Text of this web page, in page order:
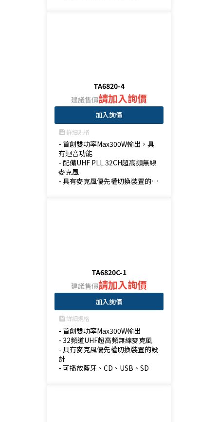
TA6820-4
建議售價請加入詢價
加入詢價
feed詳細規格
- 首創雙功率Max300W輸出，具
有迴音功能
- 配備UHF PLL 32CH超高頻無線
麥克風
- 具有麥克風優先權切換裝置的設
TA6820C-1
建議售價請加入詢價
加入詢價
feed詳細規格
- 首創雙功率Max300W輸出
- 32頻道UHF超高頻無線麥克風
- 具有麥克風優先權切換裝置的設
計
- 可播放藍牙、CD、USB、SD